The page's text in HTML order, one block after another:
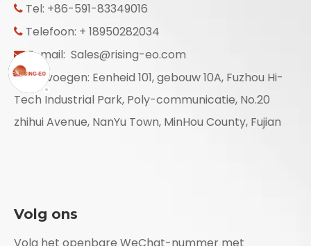
 Tel: +86-591-83349016
 Telefoon: + 18950282034
E-mail: Sales@rising-eo.com
 Toevoegen: Eenheid 101, gebouw 10A, Fuzhou Hi-
Tech Industrial Park, Poly-communicatie, No.20
zhihui Avenue, NanYu Town, MinHou County, Fujian
Volg ons